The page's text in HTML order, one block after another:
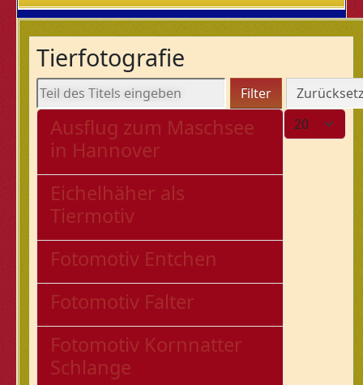
Tierfotografie
Teil des Titels eingeben Filter
Anzeige #
Ausflug zum Maschsee
in Hannover
Eichelhäher als
Tiermotiv
Fotomotiv Entchen
Fotomotiv Falter
Fotomotiv Kornnatter
Schlange